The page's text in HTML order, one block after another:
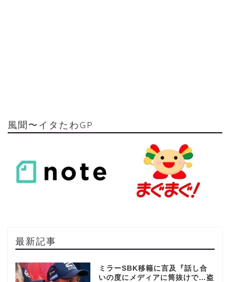
風聞〜イタたわGP
最新記事
ミラーSBK移籍に言及『話し合
いの度にメディアに筒抜けで…盗